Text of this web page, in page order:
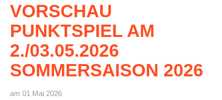
VORSCHAU
PUNKTSPIEL AM
2./03.05.2026
SOMMERSAISON 2026
am 01 Mai 2026